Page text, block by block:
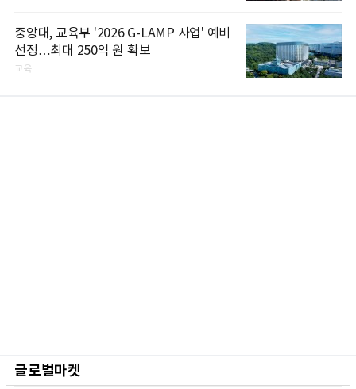
중앙대, 교육부 '2026 G-LAMP 사업' 예비
선정…최대 250억 원 확보
교육
글로벌마켓